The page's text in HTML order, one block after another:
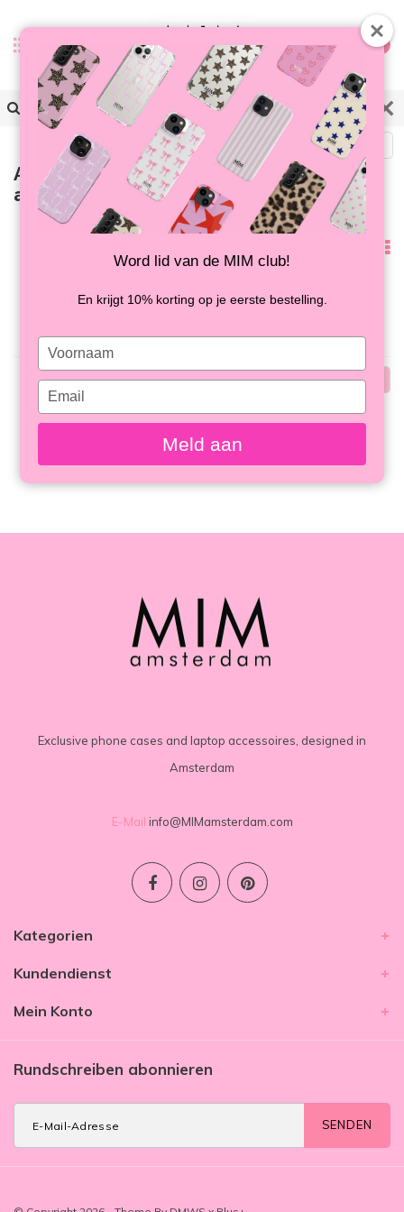
0
Zurück
Artikel mit Schlagwort j'adore
armband
angesehen
Keine Produkte gefunden!...
Am
Exclusive phone cases and laptop accessoires, designed in
Amsterdam
E-Mail info@MIMamsterdam.com
Kategorien
Kundendienst
Mein Konto
Rundschreiben abonnieren
SENDEN
Word lid van de MIM club!
En krijgt 10% korting op je eerste bestelling.
Type
your
name
Type
your
email
Meld aan